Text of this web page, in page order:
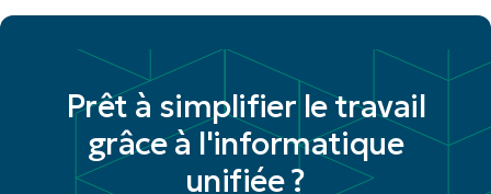
Prêt à simplifier le travail
grâce à l'informatique
unifiée ?